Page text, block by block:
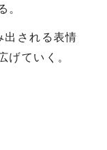
される表情
ていく。